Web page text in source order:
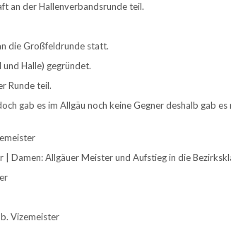
an der Hallenverbandsrunde teil.
die Großfeldrunde statt.
Halle) gegründet.
Runde teil.
gab es im Allgäu noch keine Gegner deshalb gab es
Damen: Allgäuer Meister und Aufstieg in die
Vizemeister